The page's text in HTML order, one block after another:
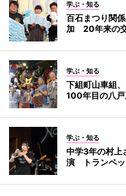
学ぶ・知る
百石まつり関
加 20年来の
学ぶ・知る
下組町山車組
100年目の八
学ぶ・知る
中学3年の村上
演 トランペッ